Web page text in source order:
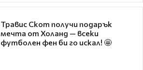
Травис Скот получи подарък
мечта от Холанд — всеки
футболен фен би го искал! 🤩